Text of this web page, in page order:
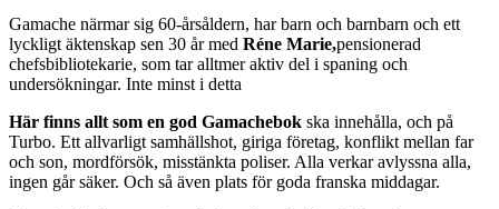
Gamache närmar sig 60-årsåldern, har barn och barnbarn och ett
lyckligt äktenskap sen 30 år med Réne Marie,pensionerad
chefsbibliotekarie, som tar alltmer aktiv del i spaning och
undersökningar. Inte minst i detta
Här finns allt som en god Gamachebok ska innehålla, och på
Turbo. Ett allvarligt samhällshot, giriga företag, konflikt mellan far
och son, mordförsök, misstänkta poliser. Alla verkar avlyssna alla,
ingen går säker. Och så även plats för goda franska middagar.